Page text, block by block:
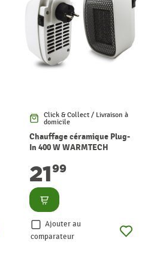
Click & Collect / Livraison à
domicile
Chauffage céramique Plug-
In 400 W WARMTECH
2199
Consulter
Ajouter au
comparateur